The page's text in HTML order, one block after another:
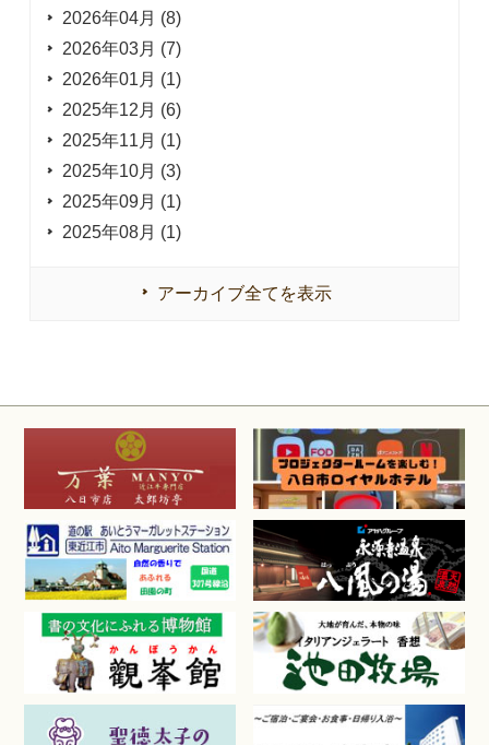
2026年04月 (8)
2026年03月 (7)
2026年01月 (1)
2025年12月 (6)
2025年11月 (1)
2025年10月 (3)
2025年09月 (1)
2025年08月 (1)
アーカイブ全てを表示